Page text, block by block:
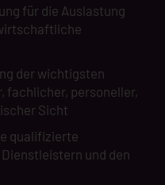
für die Auslastung
der wichtigsten
fachlicher, personeller,
Sicht
qualifizierte
und den